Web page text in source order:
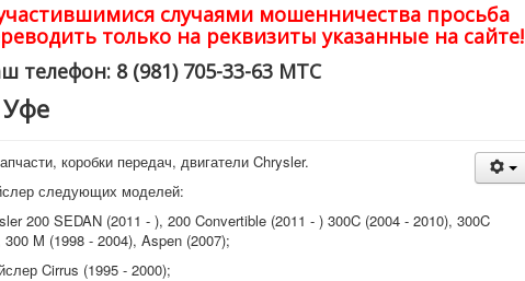
случаями мошенничества просьба
только на реквизиты указанные на сайте!
телефон: 8 (981) 705-33-63 МТС
Уфе
коробки передач, двигатели Chrysler.
следующих моделей:
200 SEDAN (2011 - ), 200 Convertible (2011 - ) 300C (2004 - 2010), 300C
M (1998 - 2004), Aspen (2007);
Cirrus (1995 - 2000);